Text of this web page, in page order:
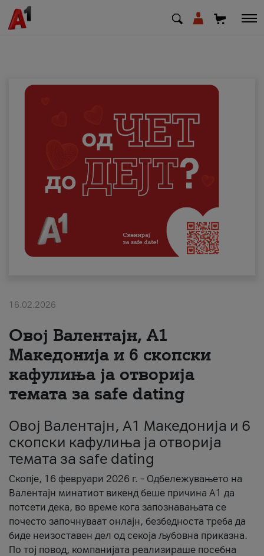
Деловни
Поддршка
Надополни кредит
Плати сметка
#ПодобарОнлајн
16.02.2026
Овој Валентајн, A1
Македонија и 6 скопски
кафулиња ја отворија
темата за safe dating
Овој Валентајн, A1 Македонија и 6
скопски кафулиња ја отворија
темата за safe dating
Скопје, 16 февруари 2026 г. – Одбележувањето на
Валентајн минатиот викенд беше причина А1 да
потсети дека, во време кога запознавањата се
почесто започнуваат онлајн, безбедноста треба да
биде неизоставен дел од секоја љубовна приказна.
По тој повод, компанијата реализираше посебна